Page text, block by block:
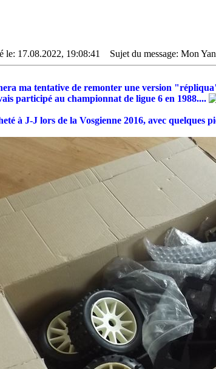
le: 17.08.2022, 19:08:41 Sujet du message: Mon
ma tentative de remonter une version
participé au championnat de ligue 6 en 1988....
à J-J lors de la Vosgienne 2016, avec quelques